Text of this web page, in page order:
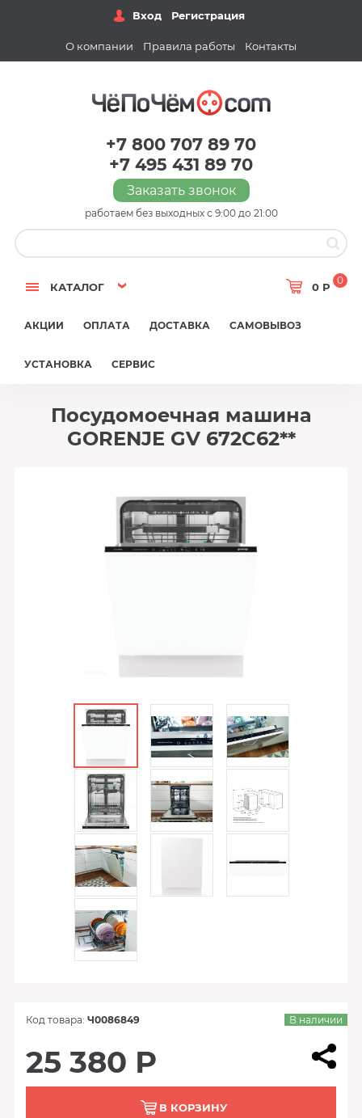
Вход Регистрация
О компании Правила работы Контакты
+7 800 707 89 70
+7 495 431 89 70
Заказать звонок
работаем без выходных с 9:00 до 21:00
КАТАЛОГ 0 Р
0
АКЦИИ ОПЛАТА ДОСТАВКА САМОВЫВОЗ
УСТАНОВКА СЕРВИС
Посудомоечная машина
GORENJE GV 672C62**
Код товара: Ч0086849 В наличии
25 380 Р
В КОРЗИНУ